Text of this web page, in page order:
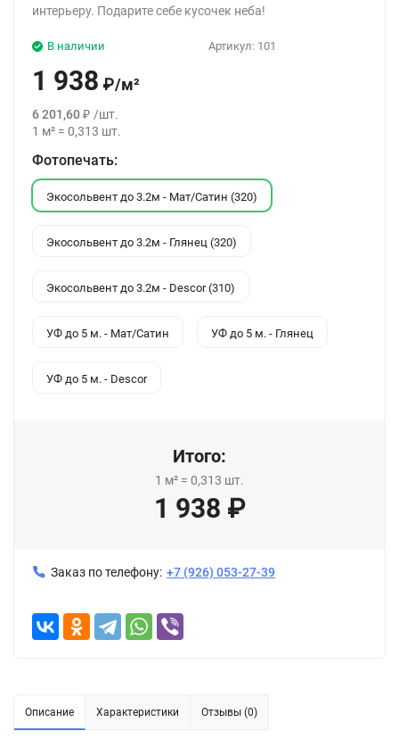
интерьеру. Подарите себе кусочек неба!
Артикул: 101
В наличии
1 938 ₽/м²
6 201,60₽ /шт.
1 м² = 0,313 шт.
Фотопечать:
Экосольвент до 3.2м - Мат/Сатин (320)
Экосольвент до 3.2м - Глянец (320)
Экосольвент до 3.2м - Descor (310)
УФ до 5 м. - Мат/Сатин УФ до 5 м. - Глянец
УФ до 5 м. - Descor
Итого:
1 м² = 0,313 шт.
1 938 ₽
Заказ по телефону: +7 (926) 053-27-39
Описание Характеристики Отзывы (0)